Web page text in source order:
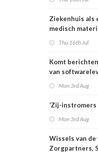
Ziekenhuis als
medisch
Thu 16th Jul
Komt
van
Mon 3rd Aug
‘Zij-instromers
Mon 3rd Aug
Wissels van
Zorgpartners,